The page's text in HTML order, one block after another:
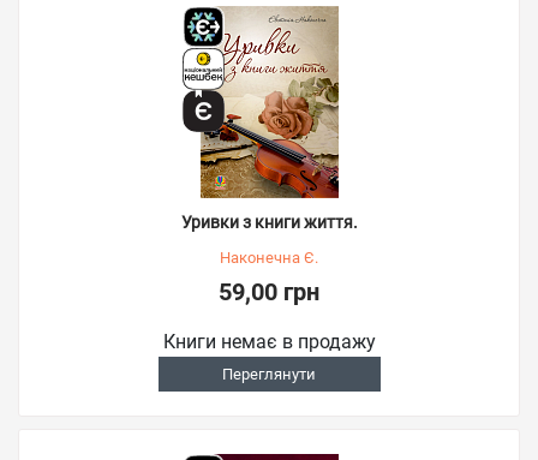
Уривки з книги життя.
Наконечна Є.
59,00 грн
Книги немає в продажу
Переглянути